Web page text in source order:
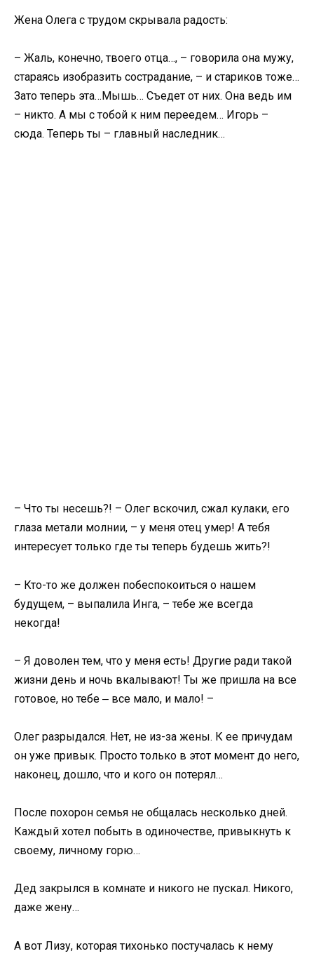
Жена Олега с трудом скрывала радость:
– Жаль, конечно, твоего отца…, – говорила она мужу,
стараясь изобразить сострадание, – и стариков тоже…
Зато теперь эта…Мышь… Съедет от них. Она ведь им
– никто. А мы с тобой к ним переедем… Игорь –
сюда. Теперь ты – главный наследник…
– Что ты несешь?! – Олег вскочил, сжал кулаки, его
глаза метали молнии, – у меня отец умер! А тебя
интересует только где ты теперь будешь жить?!
– Кто-то же должен побеспокоиться о нашем
будущем, – выпалила Инга, – тебе же всегда
некогда!
– Я доволен тем, что у меня есть! Другие ради такой
жизни день и ночь вкалывают! Ты же пришла на все
готовое, но тебе ‒ все мало, и мало! –
Олег разрыдался. Нет, не из-за жены. К ее причудам
он уже привык. Просто только в этот момент до него,
наконец, дошло, что и кого он потерял…
После похорон семья не общалась несколько дней.
Каждый хотел побыть в одиночестве, привыкнуть к
своему, личному горю…
Дед закрылся в комнате и никого не пускал. Никого,
даже жену…
А вот Лизу, которая тихонько постучалась к нему